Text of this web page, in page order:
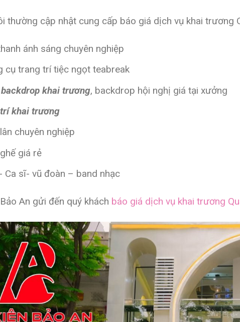
thường cập nhật cung cấp báo giá dịch vụ khai trương
ánh sáng chuyên nghiệp
cụ trang trí tiệc ngọt teabreak
backdrop khai trương, backdrop hội nghị giá tại xưởng
khai trương
chuyên nghiệp
giá rẻ
Ca sĩ- vũ đoàn – band nhạc
An gửi đến quý khách báo giá dịch vụ khai trương